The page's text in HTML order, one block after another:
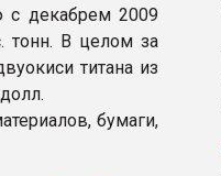
с декабрем 2009
тонн. В целом за
титана из
бумаги,